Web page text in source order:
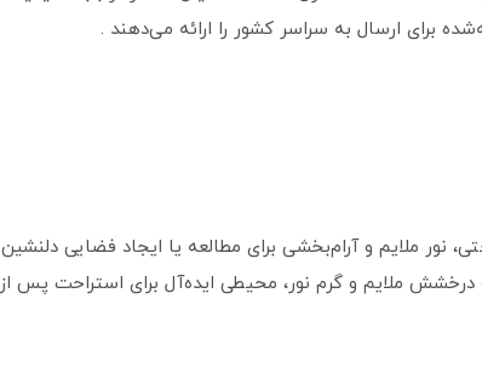
برای ارسال به سراسر کشور را ارائه می‌دهند .
نور ملایم و آرام‌بخشی برای مطالعه یا ایجاد فضایی
ملایم و گرم نور، محیطی ایده‌آل برای استراحت پس